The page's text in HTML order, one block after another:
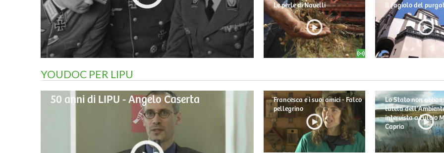
Le perle di Navelli Il fagiolo del
YOUDOC PER LIPU
50 anni di LIPU - Angelo Caserta
Francesca e i suoi amici - Falco
pellegrino
Lo Stato non
tutela
intervista a Fulvio
Capria